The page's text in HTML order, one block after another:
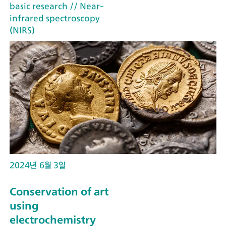
basic research // Near-
infrared spectroscopy
(NIRS)
2024년 6월 3일
Conservation of art
using
electrochemistry